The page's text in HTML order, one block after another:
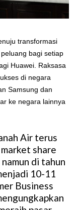
transformasi
bagi setiap
Huawei. Raksasa
di negara
Samsung dan
ke negara lainnya
Air terus
share
di tahun
10-11
Business